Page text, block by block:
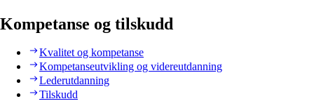
Kompetanse og tilskudd
Kvalitet og kompetanse
Kompetanseutvikling og videreutdanning
Lederutdanning
Tilskudd